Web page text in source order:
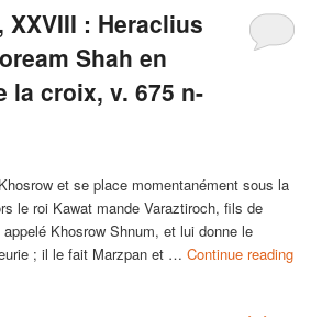
XXVIII : Heraclius
Shah en
la croix, v. 675 n-
et se place momentanément sous la
le roi Kawat mande Varaztiroch, fils de
Khosrow Shnum, et lui donne le
; il le fait Marzpan et …Continue reading